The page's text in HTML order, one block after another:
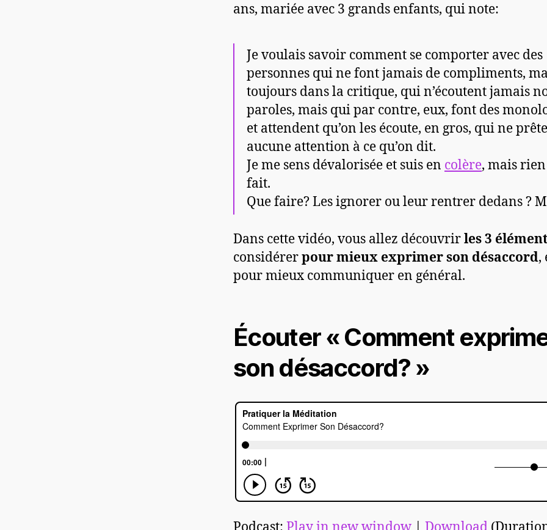
ans, mariée avec 3 grands enfants, qui note:
Je voulais savoir comment se comporter avec des
personnes qui ne font jamais de compliments,
toujours dans la critique, qui n’écoutent jamais
paroles, mais qui par contre, eux, font des
et attendent qu’on les écoute, en gros, qui ne
aucune attention à ce qu’on dit.
Je me sens dévalorisée et suis en colère, mais rien
fait.
Que faire? Les ignorer ou leur rentrer dedans ?
Dans cette vidéo, vous allez découvrirles 3
considérerpourmieux exprimer son désaccord,
pour mieux communiquer en général.
Écouter « Comment
son désaccord? »